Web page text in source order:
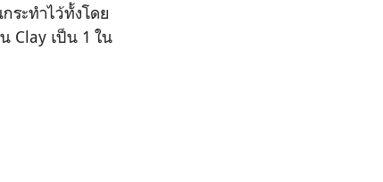
ระทำไว้ทั้งโดย
Clay เป็น 1 ใน